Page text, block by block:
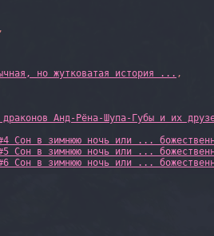
,
но жутковатая история ... ,
драконов Анд-Рёна-Шупа-Губы и их
Сон в зимнюю ночь или ...
Сон в зимнюю ночь или ...
Сон в зимнюю ночь или ...